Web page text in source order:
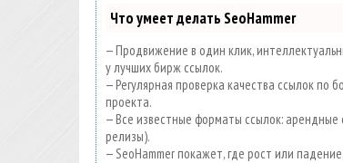
Что умеет делать SeoHammer
— Продвижение в один клик,
у лучших бирж ссылок.
— Регулярная проверка качества ссылок
проекта.
— Все известные форматы ссылок: арендные
релизы).
— SeoHammer покажет, где рост или